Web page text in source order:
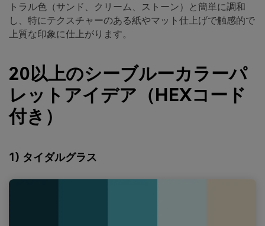
トラル色（サンド、クリーム、ストーン）と簡単に調和
し、特にテクスチャーのある紙やマット仕上げで触感的で
上質な印象に仕上がります。
20以上のシーブルーカラーパ
レットアイデア（HEXコード
付き）
1) タイダルグラス